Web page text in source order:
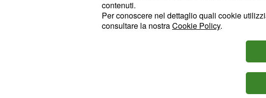
cambiare.
A ribaltare la situazione sarà Orhan. Appena
dall'ospedale, l'uomo scoprirà il progetto dei
senza perdere tempo, si lancerà alla loro ricerca.
Nonostante le condizioni fisiche ancora
contenuti.
Per conoscere nel dettaglio quali cookie
consultare la nostraCookie Policy.